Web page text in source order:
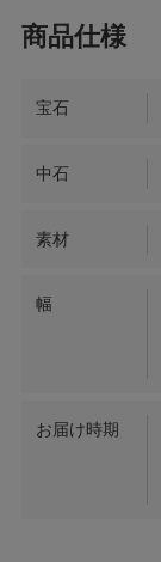
宝石
中石
素材
幅
お届け時期